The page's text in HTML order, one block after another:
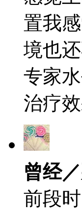
置我
境也
专家
治疗
曾经
前段